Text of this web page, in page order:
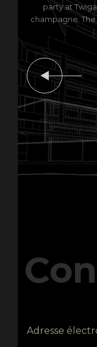
party at
champagne.
Adresse